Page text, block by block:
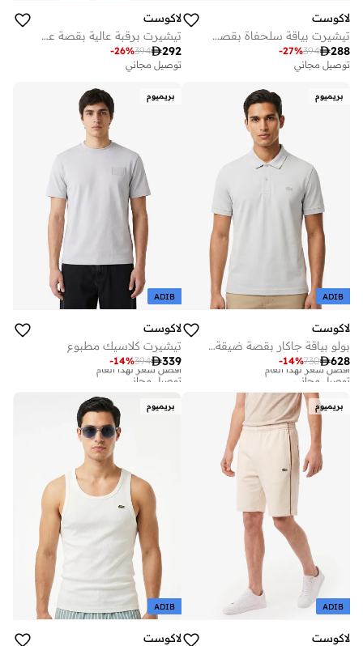
لاكوست
تيشيرت بياقة سلحفاة بقصة عادية
288
394
-27%
توصيل مجاني
لاكوست
تيشيرت برقبة عالية بقصة عادية
292
394
-26%
توصيل مجاني
بريميوم
ADIB
لاكوست
بولو بياقة جاكار بقصة ضيقة مطاطية
628
730
-14%
أفضل سعر لهذا العام
توصيل مجاني
توصيل مجاني
بريميوم
ADIB
لاكوست
تيشيرت كلاسيك مطبوع
339
394
-14%
أفضل سعر لهذا العام
توصيل مجاني
بريميوم
ADIB
لاكوست
بريميوم
ADIB
لاكوست